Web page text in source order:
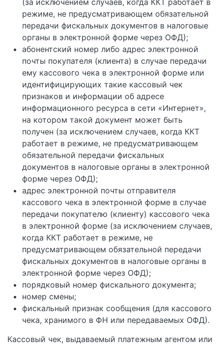
режиме, не предусматривающем обязательной
передачи фискальных документов в налоговые
органы в электронной форме через ОФД);
абонентский номер либо адрес электронной
почты покупателя (клиента) в случае передачи
ему кассового чека в электронной форме или
идентифицирующих такие кассовый чек
признаков и информации об адресе
информационного ресурса в сети «Интернет»,
на котором такой документ может быть
получен (за исключением случаев, когда ККТ
работает в режиме, не предусматривающем
обязательной передачи фискальных
документов в налоговые органы в электронной
форме через ОФД);
адрес электронной почты отправителя
кассового чека в электронной форме в случае
передачи покупателю (клиенту) кассового чека
в электронной форме (за исключением случаев,
когда ККТ работает в режиме, не
предусматривающем обязательной передачи
фискальных документов в налоговые органы в
электронной форме через ОФД);
порядковый номер фискального документа;
номер смены;
фискальный признак сообщения (для кассового
чека, хранимого в ФН или передаваемых ОФД).
Кассовый чек, выдаваемый платежным агентом или